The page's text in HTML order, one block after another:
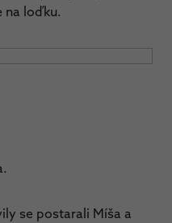
na loďku.
se postarali Míša a